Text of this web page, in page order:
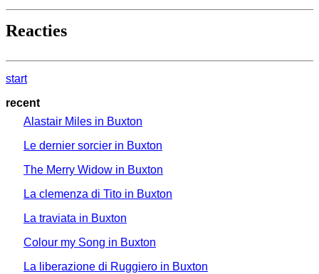
Reacties
start
recent
Alastair Miles in Buxton
Le dernier sorcier in Buxton
The Merry Widow in Buxton
La clemenza di Tito in Buxton
La traviata in Buxton
Colour my Song in Buxton
La liberazione di Ruggiero in Buxton